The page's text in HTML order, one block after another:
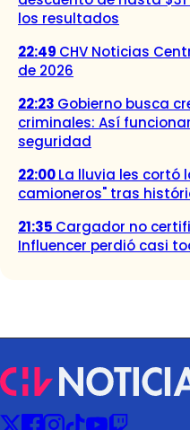
los resultados
22:49 CHV Noticias
de 2026
22:23 Gobierno busca
criminales: Así
seguridad
22:00La lluvia les cortó
camioneros" tras
21:35 Cargador no
Influencer perdió casi